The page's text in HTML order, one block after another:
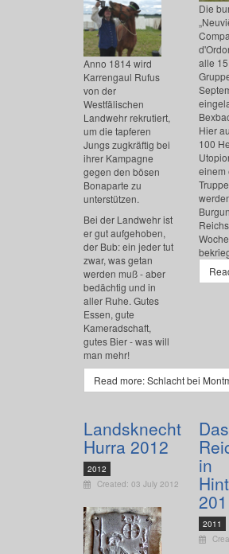
Anno 1814 wird
Karrengaul Rufus
von der
Westfälischen
Landwehr rekrutiert,
um die tapferen
Jungs zugkräftig bei
ihrer Kampagne
gegen den bösen
Bonaparte zu
unterstützen.
Bei der Landwehr ist
er gut aufgehoben,
der Bub: ein jeder tut
zwar, was getan
werden muß - aber
bedächtig und in
aller Ruhe. Gutes
Essen, gute
Kameradschaft,
gutes Bier - was will
man mehr!
Read more: Schlacht bei
Die
alle
Hier
100
einem
Landsknecht
Hurra 2012
2012
Created: 03 July 2012
Das
in
2011